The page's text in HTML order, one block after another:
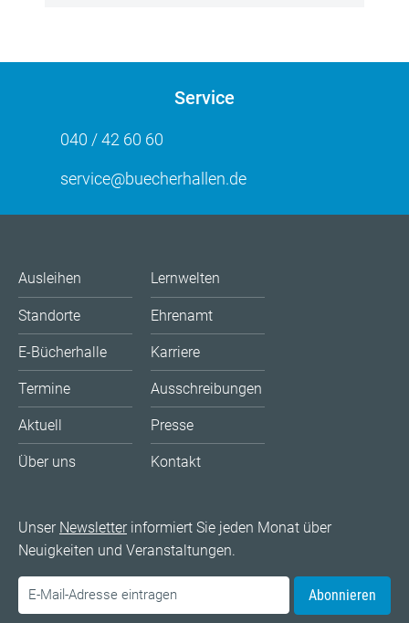
Service
040 / 42 60 60
service@buecherhallen.de
Ausleihen
Standorte
E-Bücherhalle
Termine
Aktuell
Über uns
Lernwelten
Ehrenamt
Karriere
Ausschreibungen
Presse
Kontakt
Unser Newsletterinformiert Sie jeden Monat über
Neuigkeiten und Veranstaltungen.
Abonnieren